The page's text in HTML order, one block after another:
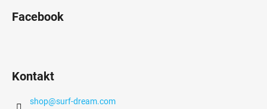
Facebook
Kontakt
shop@surf-dream.com